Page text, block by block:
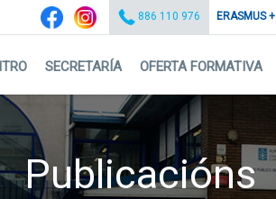
ERASMUS +
886 110 976
SECRETARÍA OFERTA FORMATIVA
Publicacións